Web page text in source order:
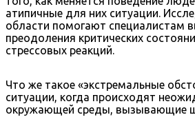
атипичные для них ситуации.
области помогают специалистам
преодоления критических
стрессовых реакций.
Что же такое «экстремальные
ситуации, когда происходят
окружающей среды, вызывающие